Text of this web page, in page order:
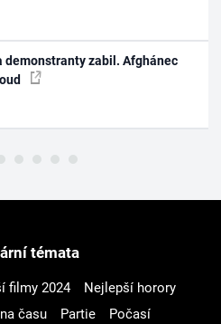
demonstranty zabil. Afghánec
témata
filmy 2024
Nejlepší horory
času Partie
Počasí